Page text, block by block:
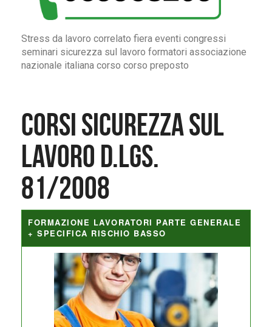
Stress da lavoro correlato fiera eventi congressi
seminari sicurezza sul lavoro formatori associazione
nazionale italiana corso corso preposto
Corsi Sicurezza sul
lavoro D.Lgs.
81/2008
FORMAZIONE LAVORATORI PARTE GENERALE
+ SPECIFICA RISCHIO BASSO